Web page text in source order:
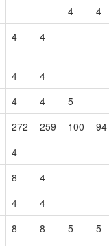
4
4
4 4
4
4
4 4
5
272 259 100
94
4
8
4
4
4
8 8 5
5